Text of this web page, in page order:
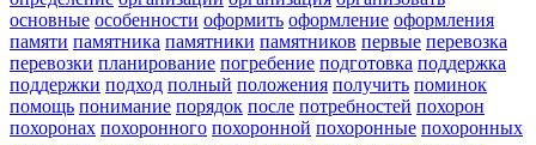
основные особенности оформить оформление оформления
памяти памятника памятники памятников первые перевозка
перевозки планирование погребение подготовка поддержка
поддержки подход полный положения получить поминок
помощь понимание порядок после потребностей похорон
похоронах похоронного похоронной похоронные похоронных